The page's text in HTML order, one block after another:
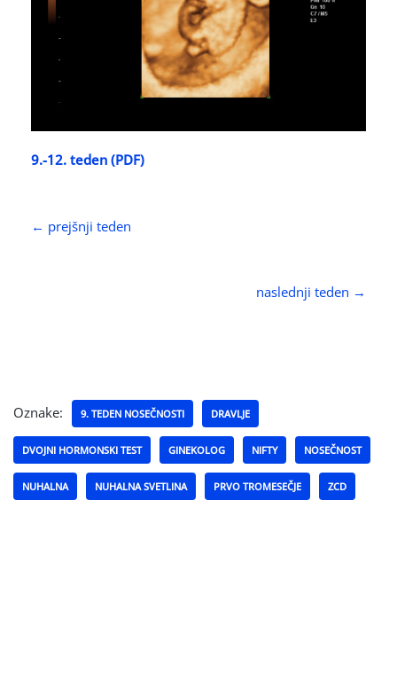
9.-12. teden (PDF)
← prejšnji teden
naslednji teden →
Oznake: 9. TEDEN NOSEČNOSTI DRAVLJE
DVOJNI HORMONSKI TEST GINEKOLOG NIFTY NOSEČNOST
NUHALNA NUHALNA SVETLINA PRVO TROMESEČJE ZCD